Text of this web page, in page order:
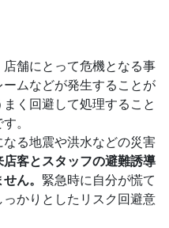
舗にとって危機となる事
ムなどが発生することが
く回避して処理すること
。
る地震や洪水などの災害
店客とスタッフの避難誘導
ん。 緊急時に自分が慌て
かりとしたリスク回避意